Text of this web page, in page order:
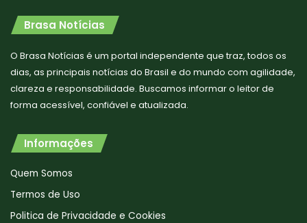
Brasa Notícias
O Brasa Notícias é um portal independente que traz, todos os
dias, as principais notícias do Brasil e do mundo com agilidade,
clareza e responsabilidade. Buscamos informar o leitor de
forma acessível, confiável e atualizada.
Informações
Quem Somos
Termos de Uso
Politica de Privacidade e Cookies